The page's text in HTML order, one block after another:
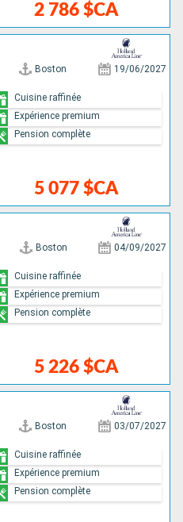
2 786 $CA
Boston 19/06/2027
5 077 $CA
Cuisine raffinée
Expérience premium
Pension complète
Boston 04/09/2027
5 226 $CA
Cuisine raffinée
Expérience premium
Pension complète
Boston 03/07/2027
Cuisine raffinée
Expérience premium
Pension complète